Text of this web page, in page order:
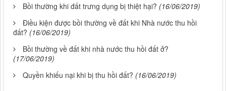
Bồi thường khi đất trưng dụng bị thiệt hại? (16/06/2019)
Điều kiện được bồi thường về đất khi Nhà nước thu hồi
đất? (16/06/2019)
Bồi thường về đất khi nhà nước thu hồi đất ở?
(17/06/2019)
Quyền khiếu nại khi bị thu hồi đất? (16/06/2019)